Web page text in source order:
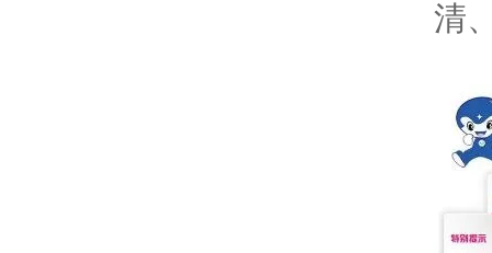
清